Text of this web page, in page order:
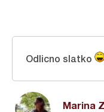
Marina
Odlicno slatko